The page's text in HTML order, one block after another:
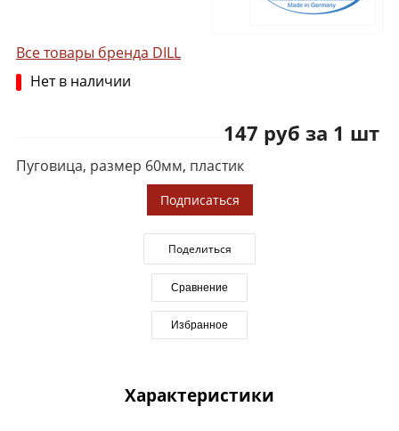
Все товары бренда DILL
Нет в наличии
147 руб за 1 шт
Пуговица, размер 60мм, пластик
Подписаться
Поделиться
Сравнение
Избранное
Характеристики